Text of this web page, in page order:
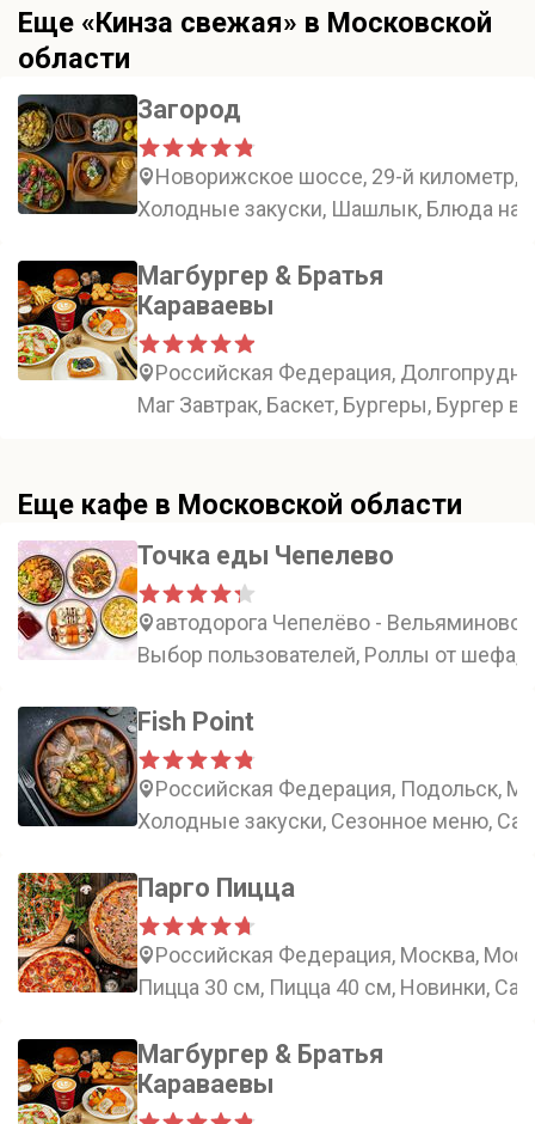
Еще «Кинза свежая» в Московской
области
Загород
Новорижское шоссе, 29-й километр,
Холодные закуски, Шашлык, Блюда на
Магбургер & Братья
Караваевы
Российская Федерация,
Маг Завтрак, Баскет, Бургеры, Бургер в
Еще кафе в Московской области
Точка еды Чепелево
автодорога Чепелёво - Вельяминово,
Выбор пользователей, Роллы от
Fish Point
Российская Федерация, Подольск,
Холодные закуски, Сезонное меню,
Парго Пицца
Российская Федерация, Москва,
Пицца 30 см, Пицца 40 см, Новинки,
Магбургер & Братья
Караваевы